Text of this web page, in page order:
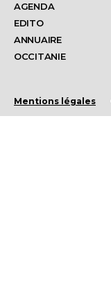
AGENDA
EDITO
ANNUAIRE
OCCITANIE
Mentions légales